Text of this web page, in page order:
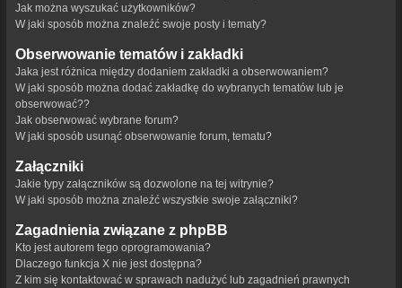
Jak można wyszukać użytkowników?
W jaki sposób można znaleźć swoje posty i tematy?
Obserwowanie tematów i zakładki
Jaka jest różnica między dodaniem zakładki a obserwowaniem?
W jaki sposób można dodać zakładkę do wybranych tematów lub je
obserwować??
Jak obserwować wybrane forum?
W jaki sposób usunąć obserwowanie forum, tematu?
Załączniki
Jakie typy załączników są dozwolone na tej witrynie?
W jaki sposób można znaleźć wszystkie swoje załączniki?
Zagadnienia związane z phpBB
Kto jest autorem tego oprogramowania?
Dlaczego funkcja X nie jest dostępna?
Z kim się kontaktować w sprawach nadużyć lub zagadnień prawnych